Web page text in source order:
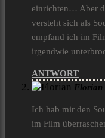
einrichten… Aber
versteht sich als
empfand ich im
irgendwie
ANTWORT
Florian
Ich hab mir den
im Film